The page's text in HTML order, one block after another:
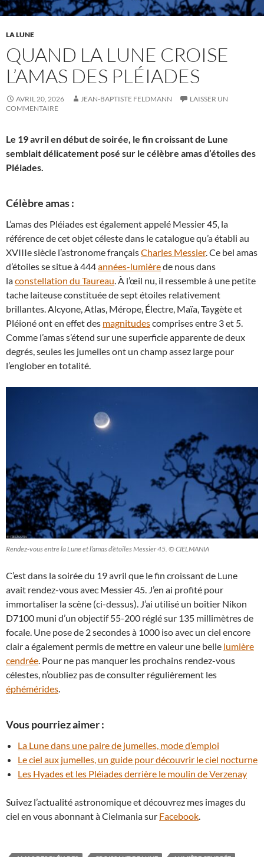
LA LUNE
QUAND LA LUNE CROISE
L’AMAS DES PLÉIADES
AVRIL 20, 2026 JEAN-BAPTISTE FELDMANN
LAISSER UN
COMMENTAIRE
Le 19 avril en début de soirée, le fin croissant de Lune
semblait délicatement posé sur le célèbre amas d’étoiles des
Pléiades.
Célèbre amas :
L’amas des Pléiades est également appelé Messier 45, la
référence de cet objet céleste dans le catalogue qu’a établi au
XVIIIe siècle l’astronome françaisCharles Messier. Ce bel amas
d’étoiles se situe à 444années-lumièrede nous dans
laconstellation du Taureau . À l’œil nu, il ressemble à une petite
tache laiteuse constituée de sept étoiles relativement
brillantes. Alcyone, Atlas, Mérope, Électre, Maïa, Taygète et
Pléioné ont en effet des magnitudescomprises entre 3 et 5.
Comme l’amas s’étend sur une superficie apparente de deux
degrés, seules les jumelles ont un champ assez large pour
l’englober en totalité.
Rendez-vous entre la Lune et l’amas d’étoiles Messier 45. © CIELMANIA
C’est dans la soirée du 19 avril que le fin croissant de Lune
avait rendez-vous avec Messier 45. J’en ai profité pour
immortaliser la scène (ci-dessus). J’ai utilisé un boîtier Nikon
D7100 muni d’un objectif 55-200 réglé sur 135 millimètres de
focale. Une pose de 2 secondes à 1000 iso avec un ciel encore
clair a également permis de mettre en valeur une belle lumière
cendrée . Pour ne pas manquer les prochains rendez-vous
célestes, n’oubliez pas de consulter régulièrement les
éphémérides
Vous pourriez aimer :
La Lune dans une paire de jumelles, mode d’emploi
Le ciel aux jumelles, un guide pour découvrir le ciel nocturne
Les Hyades et les Pléiades derrière le moulin de Verzenay
Suivez l’actualité astronomique et découvrez mes images du
ciel en vous abonnant à Cielmania sur Facebook